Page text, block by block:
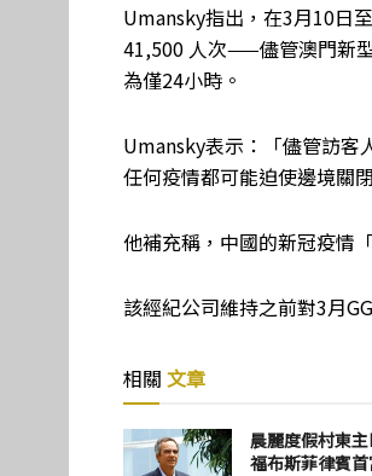
Umansky指出，在3月10日
41,500 人次——儘管澳門新
為僅24小時。
Umansky表示：「儘管訪客
任何疫情都可能迫使邊境關
他補充稱，中國的新冠疫情
該經紀公司維持之前對3月
相關 文章
晨麗度假村東
福布斯菲律賓